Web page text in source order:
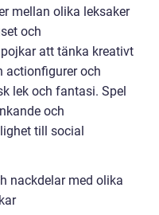
mellan olika leksaker
och
att tänka kreativt
actionfigurer och
lek och fantasi. Spel
och
till social
nackdelar med olika